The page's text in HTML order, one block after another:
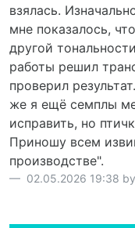
взялась.
мне показалось,
другой
работы решил
проверил
же я ещё семплы
исправить, но
Приношу всем
производстве".
02.05.2026 19:38